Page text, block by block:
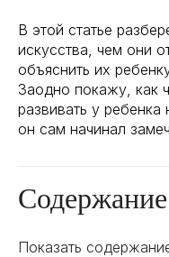
В этой статье
искусства, чем они
объяснить их
Заодно покажу, как
развивать у
он сам начинал
Содержание
Показать